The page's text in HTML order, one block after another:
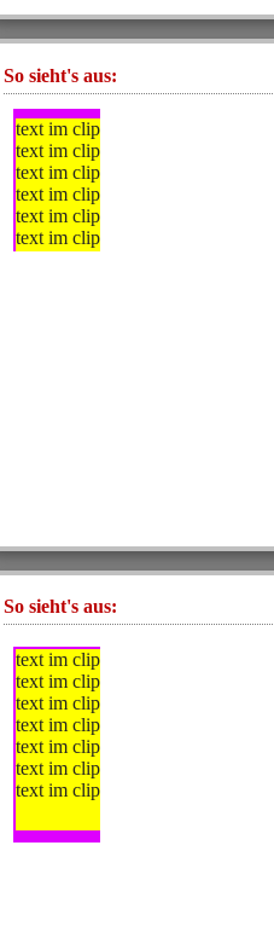
So sieht's aus:
text im clip text im clip
text im clip text im clip
text im clip text im clip
text im clip text im clip
text im clip text im clip
text im clip text im clip
So sieht's aus:
text im clip text im clip
text im clip text im clip
text im clip text im clip
text im clip text im clip
text im clip text im clip
text im clip text im clip
text im clip